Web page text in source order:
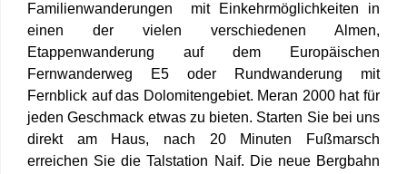
Familienwanderungen mit Einkehrmöglichkeiten in
einen der vielen verschiedenen Almen,
Etappenwanderung auf dem Europäischen
Fernwanderweg E5 oder Rundwanderung mit
Fernblick auf das Dolomitengebiet. Meran 2000 hat für
jeden Geschmack etwas zu bieten. Starten Sie bei uns
direkt am Haus, nach 20 Minuten Fußmarsch
erreichen Sie die Talstation Naif. Die neue Bergbahn